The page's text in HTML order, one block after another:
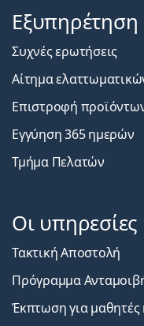
Συχνές ερωτήσεις
Αίτημα
Επιστροφή
Εγγύηση 365 ημερών
Τμήμα Πελατών
Οι υπηρεσίες
Τακτική Αποστολή
Πρόγραμμα
Έκπτωση για μαθητές